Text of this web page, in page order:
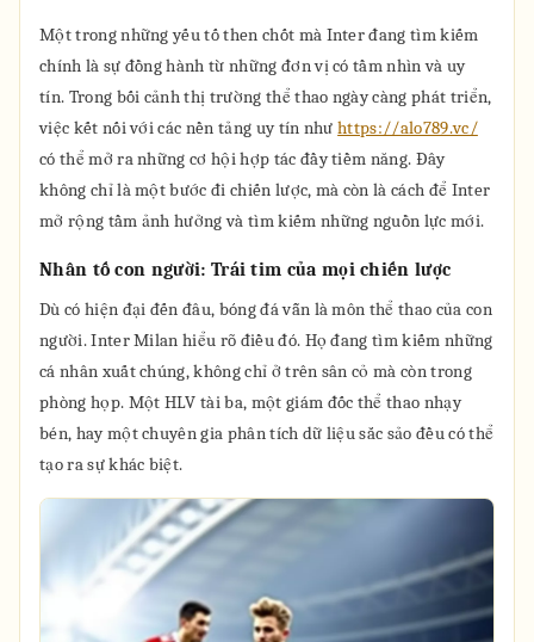
Một trong những yếu tố then chốt mà Inter đang tìm kiếm
chính là sự đồng hành từ những đơn vị có tầm nhìn và uy
tín. Trong bối cảnh thị trường thể thao ngày càng phát triển,
việc kết nối với các nền tảng uy tín nhưhttps://alo789.vc/
có thể mở ra những cơ hội hợp tác đầy tiềm năng. Đây
không chỉ là một bước đi chiến lược, mà còn là cách để Inter
mở rộng tầm ảnh hưởng và tìm kiếm những nguồn lực mới.
Nhân tố con người: Trái tim của mọi chiến lược
Dù có hiện đại đến đâu, bóng đá vẫn là môn thể thao của con
người. Inter Milan hiểu rõ điều đó. Họ đang tìm kiếm những
cá nhân xuất chúng, không chỉ ở trên sân cỏ mà còn trong
phòng họp. Một HLV tài ba, một giám đốc thể thao nhạy
bén, hay một chuyên gia phân tích dữ liệu sắc sảo đều có thể
tạo ra sự khác biệt.